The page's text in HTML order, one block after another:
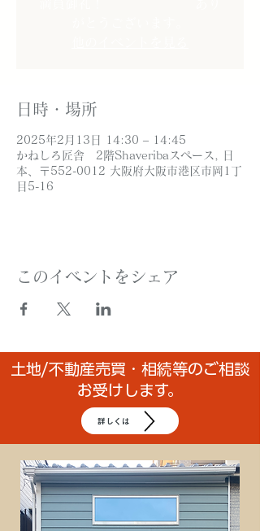
日時・場所
2025年2月13日 14:30 – 14:45
かねしろ匠舎 2階Shaveribaスペース, 日
本、〒552-0012 大阪府大阪市港区市岡1丁
目5-16
このイベントをシェア
土地/不動産売買・相続等のご相談
お受けします。
詳しくは